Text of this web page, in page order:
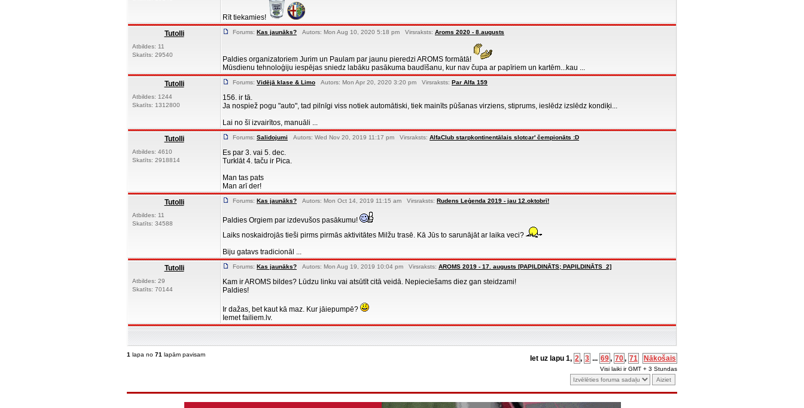
Rīt tiekamies!
Tutolli
Atbildes: 11
Skatīts: 29540
Forums: Kas jaunāks? Autors: Mon Aug 10, 2020 5:18 pm Virsraksts: Aroms 2020 - 8.augusts
Paldies organizatoriem Jurim un Paulam par jaunu pieredzi AROMS formātā!
Mūsdienu tehnoloģiju iespējas sniedz labāku pasākuma baudīšanu, kur nav čupa ar papīriem un kartēm...kau ...
Tutolli
Atbildes: 1244
Skatīts: 1312800
Forums: Vidējā klase & Limo Autors: Mon Apr 20, 2020 3:20 pm Virsraksts: Par Alfa 159
156. ir tā.
Ja nospiež pogu "auto", tad pilnīgi viss notiek automātiski, tiek mainīts pūšanas virziens, stiprums, ieslēdz izslēdz kondiķi...
Lai no šī izvairītos, manuāli ...
Tutolli
Atbildes: 4610
Skatīts: 2918814
Forums: Salidojumi Autors: Wed Nov 20, 2019 11:17 pm Virsraksts: AlfaClub starpkontinentālais slotcar' čempionāts :D
Es par 3. vai 5. dec.
Turklāt 4. taču ir Pica.
Man tas pats
Man arī der!
Tutolli
Atbildes: 11
Skatīts: 34588
Forums: Kas jaunāks? Autors: Mon Oct 14, 2019 11:15 am Virsraksts: Rudens Leģenda 2019 - jau 12.oktobrī!
Paldies Orgiem par izdevušos pasākumu!
Laiks noskaidrojās tieši pirms pirmās aktivitātes Milžu trasē. Kā Jūs to sarunājāt ar laika veci?
Biju gatavs tradicionāl ...
Tutolli
Atbildes: 29
Skatīts: 70144
Forums: Kas jaunāks? Autors: Mon Aug 19, 2019 10:04 pm Virsraksts: AROMS 2019 - 17. augusts [PAPILDINĀTS; PAPILDINĀTS_2]
Kam ir AROMS bildes? Lūdzu linku vai atsūtīt citā veidā. Nepieciešams diez gan steidzami!
Paldies!
Ir dažas, bet kaut kā maz. Kur jāiepumpē?
Iemet failiem.lv.
1 lapa no 71 lapām pavisam Iet uz lapu 1, 2, 3 ... 69, 70, 71 Nākošais
Visi laiki ir GMT + 3 Stundas